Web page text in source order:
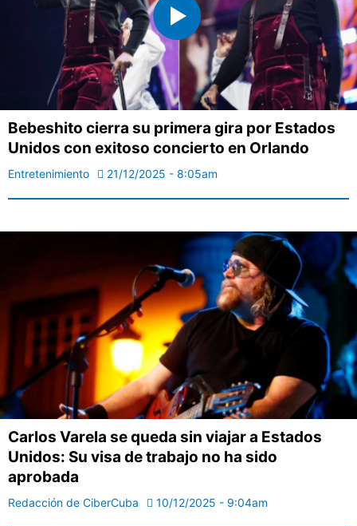
Bebeshito cierra su primera gira por Estados
Unidos con exitoso concierto en Orlando
Entretenimiento 21/12/2025 - 8:05am
Carlos Varela se queda sin viajar a Estados
Unidos: Su visa de trabajo no ha sido
aprobada
Redacción de CiberCuba 10/12/2025 - 9:04am